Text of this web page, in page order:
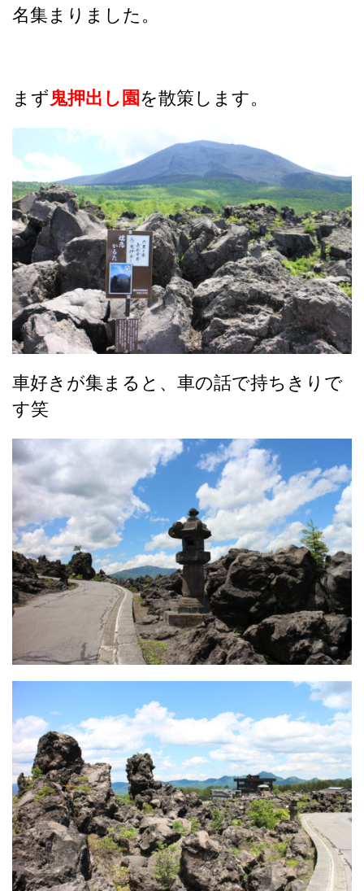
名集まりました。
まず鬼押出し園を散策します。
車好きが集まると、車の話で持ちきりで
す笑